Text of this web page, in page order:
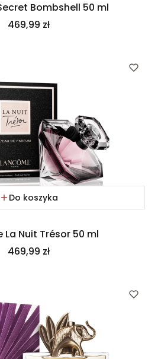
Bombshell 50 ml
Cena
469,99 zł
Do koszyka
La Nuit Trésor 50 ml
Cena
469,99 zł